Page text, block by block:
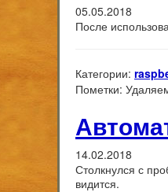
05.05.2018
После
Категории:
Пометки:
14.02.2018
Столкнулся с
видится.